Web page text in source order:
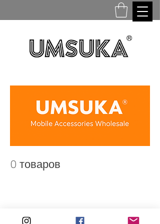
0 товаров